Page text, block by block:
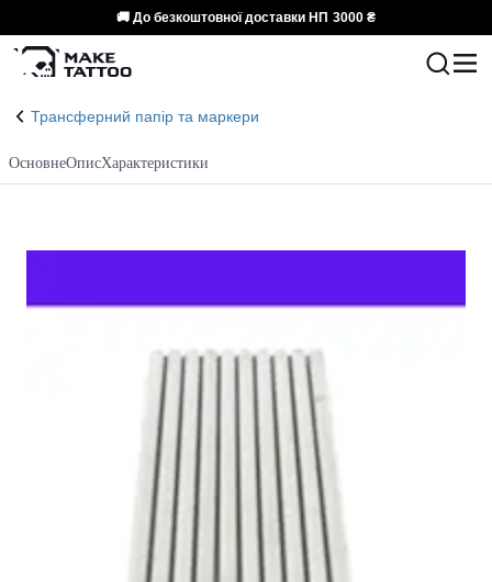
🚚 До безкоштовної доставки НП 3000 ₴
Трансферний папір та маркери
ОсновнеОписХарактеристики